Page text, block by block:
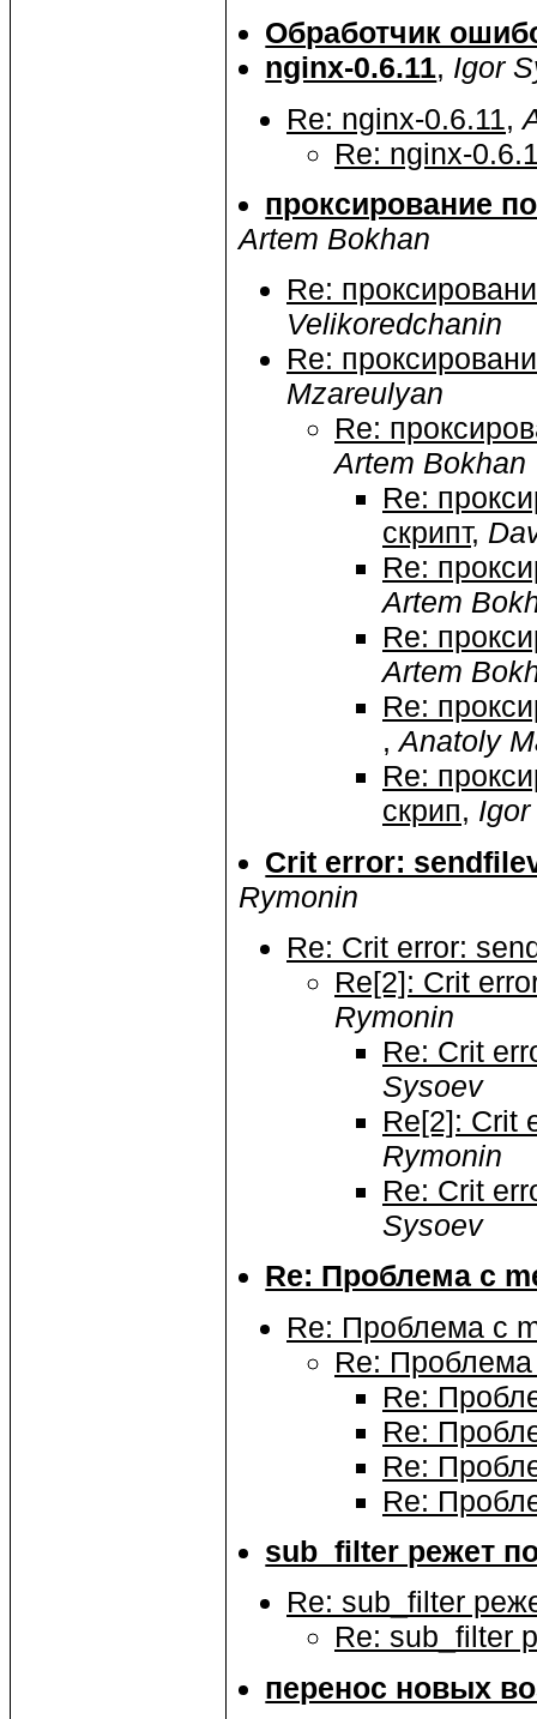
Обработчик
nginx-0.6.11, Igor
Re: nginx-0.6.11 ,
Re: nginx-
проксирование
Artem Bokhan
Re:
Velikoredchanin
Re:
Mzareulyan
Re:
Artem Bokhan
Re:
скрипт,
Re:
Artem
Re:
Artem
Re:
,Anatoly
Re:
скрип,
Crit error:
Rymonin
Re: Crit error:
Re[2]: Crit
Rymonin
Re: Crit
Sysoev
Re[2]: Crit
Rymonin
Re: Crit
Sysoev
Re: Проблема с
Re: Проблема с
Re:
Re:
Re:
Re:
Re:
sub_filter режет
Re: sub_filter
Re: sub_filter
перенос новых